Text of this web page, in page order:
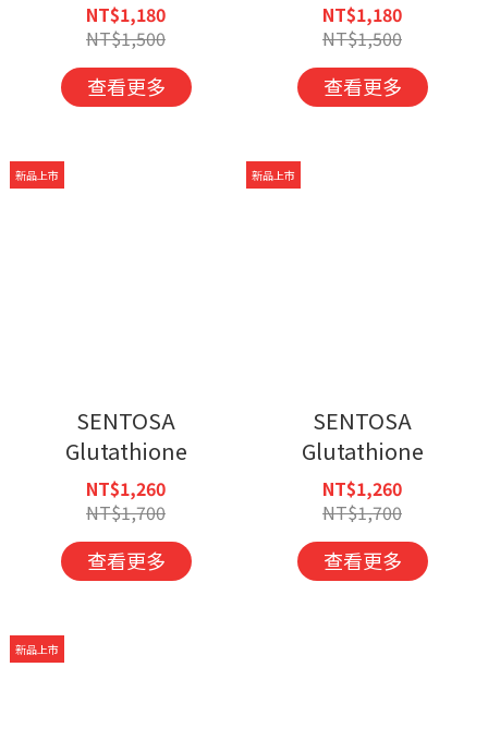
NT$1,180
NT$1,500
查看更多
NT$1,180
NT$1,500
查看更多
新品上市
SENTOSA
Glutathione
NT$1,260
NT$1,700
查看更多
新品上市
SENTOSA
Glutathione
NT$1,260
NT$1,700
查看更多
新品上市